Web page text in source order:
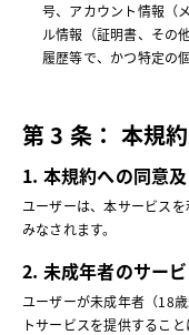
号、アカウント情報（
ル情報（証明書、その
履歴等で、かつ特定の
第 3 条： 本規
1. 本規約への同意
ユーザーは、本サービス
みなされます。
2. 未成年者のサー
ユーザーが未成年者（18
トサービスを提供すること